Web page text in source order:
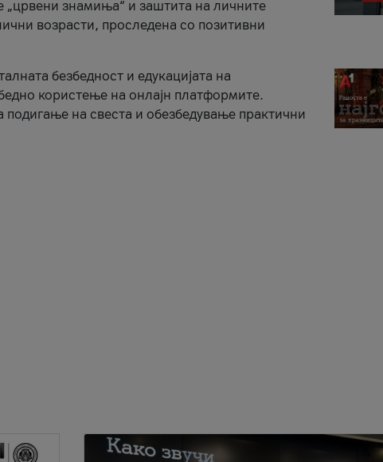
„црвени знамиња“ и заштита на личните
возрасти, проследена со позитивни
безбедност и едукацијата на
користење на онлајн платформите.
на свеста и обезбедување практични